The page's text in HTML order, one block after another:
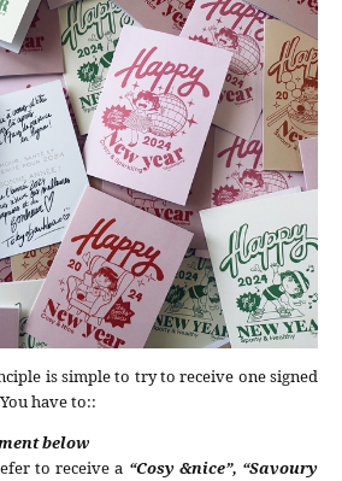
is simple to try to receive one signed
have to::
below
to receive a “Cosy &nice”, “Savoury